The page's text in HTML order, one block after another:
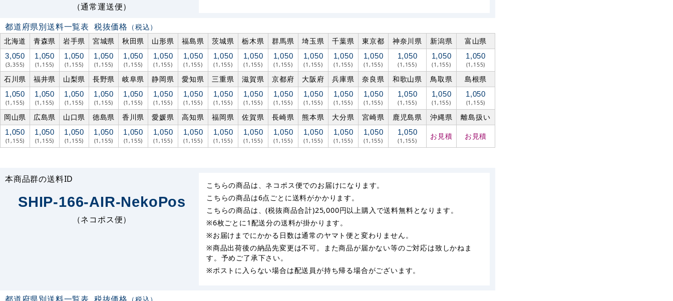
（通常運送便）
都道府県別送料一覧表 税抜価格 （税込）
北海道
青森県 岩手県 宮城県 秋田県 山形県 福島県 茨城県 栃木県 群馬県 埼玉県 千葉県 東京都 神奈川県 新潟県 富山県
3,050
(3,355)
1,050
(1,155)
1,050
(1,155)
1,050
(1,155)
1,050
(1,155)
1,050
(1,155)
1,050
(1,155)
1,050
(1,155)
1,050
(1,155)
1,050
(1,155)
1,050
(1,155)
1,050
(1,155)
1,050
(1,155)
1,050
(1,155)
1,050
(1,155)
1,050
(1,155)
石川県 福井県 山梨県 長野県 岐阜県 静岡県 愛知県 三重県 滋賀県 京都府 大阪府 兵庫県 奈良県 和歌山県 鳥取県 島根県
1,050
(1,155)
1,050
(1,155)
1,050
(1,155)
1,050
(1,155)
1,050
(1,155)
1,050
(1,155)
1,050
(1,155)
1,050
(1,155)
1,050
(1,155)
1,050
(1,155)
1,050
(1,155)
1,050
(1,155)
1,050
(1,155)
1,050
(1,155)
1,050
(1,155)
1,050
(1,155)
岡山県 広島県 山口県 徳島県 香川県 愛媛県 高知県 福岡県 佐賀県 長崎県 熊本県 大分県 宮崎県 鹿児島県 沖縄県 離島扱い
1,050
(1,155)
1,050
(1,155)
1,050
(1,155)
1,050
(1,155)
1,050
(1,155)
1,050
(1,155)
1,050
(1,155)
1,050
(1,155)
1,050
(1,155)
1,050
(1,155)
1,050
(1,155)
1,050
(1,155)
1,050
(1,155)
1,050
(1,155) お見積 お見積
本商品群の送料ID
SHIP-166-AIR-NekoPos
（ネコポス便）
こちらの商品は、ネコポス便でのお届けになります。
こちらの商品は6点ごとに送料がかかります。
こちらの商品は、(税抜商品合計)25,000円以上購入で送料無料となります。
※6枚ごとに1配送分の送料が掛かります。
※お届けまでにかかる日数は通常のヤマト便と変わりません。
※商品出荷後の納品先変更は不可。また商品が届かない等のご対応は致しかねま
す。予めご了承下さい。
※ポストに入らない場合は配送員が持ち帰る場合がございます。